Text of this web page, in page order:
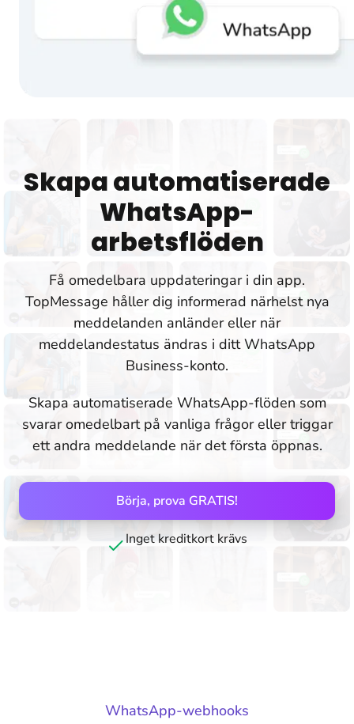
Skapa automatiserade
WhatsApp-
arbetsflöden
Få omedelbara uppdateringar i din app.
TopMessage håller dig informerad närhelst nya
meddelanden anländer eller när
meddelandestatus ändras i ditt WhatsApp
Business-konto.
Skapa automatiserade WhatsApp-flöden som
svarar omedelbart på vanliga frågor eller triggar
ett andra meddelande när det första öppnas.
Börja, prova GRATIS!
Inget kreditkort krävs
WhatsApp-webhooks